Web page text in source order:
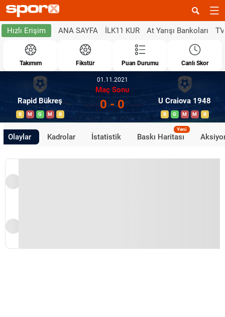
Hızlı Erişim ANA SAYFA İLK11 KUR At Yarışı Bankoları
Takımım Fikstür Puan Durumu Canlı Skor
Rapid Bükreş
B M G M B
01.11.2021
Maç Sonu
0 - 0 U Craiova 1948
B G M M B
Olaylar Kadrolar İstatistik Baskı Haritası
Yeni